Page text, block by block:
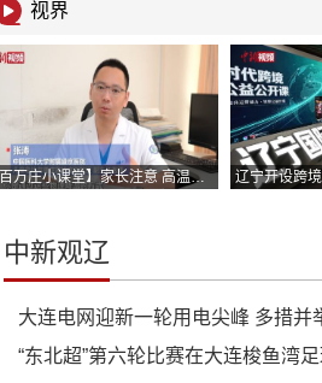
视界
【百万庄小课堂】家长注意 高温高湿持续笼罩一定关注小朋友别中暑 辽宁开设跨
中新观辽
大连电网迎新一轮用电尖峰 多措并
“东北超”第六轮比赛在大连梭鱼湾